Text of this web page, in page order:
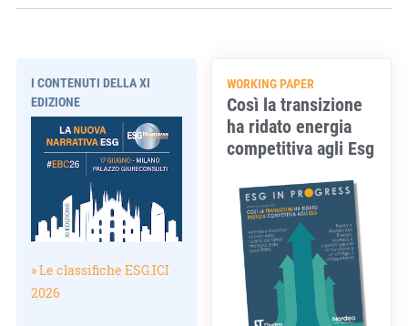
I CONTENUTI DELLA XI
EDIZIONE
» Le classifiche ESG.ICI
2026
WORKING PAPER
Così la transizione
ha ridato energia
competitiva agli Esg